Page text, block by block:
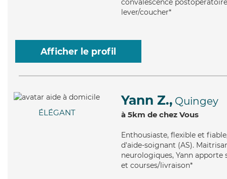
convalescence
lever/coucher*
Afficher le profil
ÉLÉGANT
Yann Z., Quingey
à 5km de chez Vous
Enthousiaste, flexible et
d'aide-soignant (AS).
neurologiques, Yann apporte
et courses/livraison*